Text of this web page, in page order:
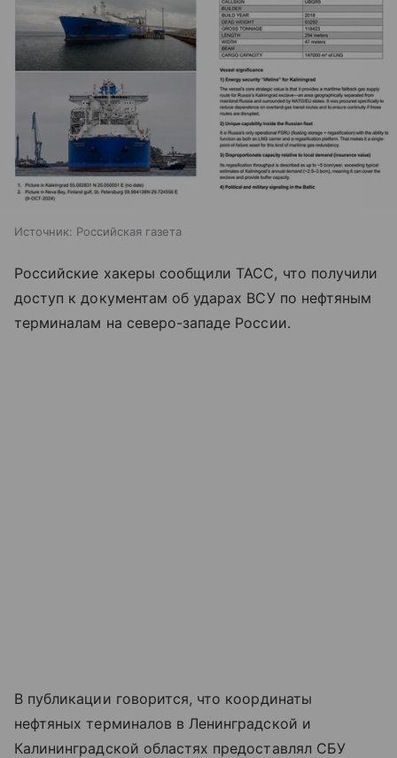
Источник: Российская газета
Российские хакеры сообщили ТАСС, что получили
доступ к документам об ударах ВСУ по нефтяным
терминалам на северо-западе России.
В публикации говорится, что координаты
нефтяных терминалов в Ленинградской и
Калининградской областях предоставлял СБУ